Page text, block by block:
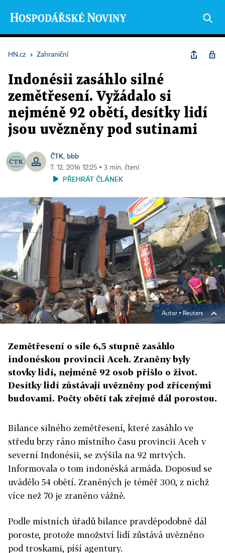
HN.cz › Zahraniční
Indonésii zasáhlo silné
zemětřesení. Vyžádalo si
nejméně 92 obětí, desítky lidí
jsou uvězněny pod sutinami
ČTK, bbb
7. 12. 2016 12:25 ▪ 3 min. čtení
PŘEHRÁT ČLÁNEK
Autor ▪ Reuters
Zemětřesení o síle 6,5 stupně zasáhlo
indonéskou provincii Aceh. Zraněny byly
stovky lidí, nejméně 92 osob přišlo o život.
Desítky lidí zůstávají uvězněny pod zřícenými
budovami. Počty obětí tak zřejmě dál porostou.
Bilance silného zemětřesení, které zasáhlo ve
středu brzy ráno místního času provincii Aceh v
severní Indonésii, se zvýšila na 92 mrtvých.
Informovala o tom indonéská armáda. Doposud se
uvádělo 54 obětí. Zraněných je téměř 300, z nichž
více než 70 je zraněno vážně.
Podle místních úřadů bilance pravděpodobně dál
poroste, protože množství lidí zůstává uvězněno
pod troskami, píší agentury.